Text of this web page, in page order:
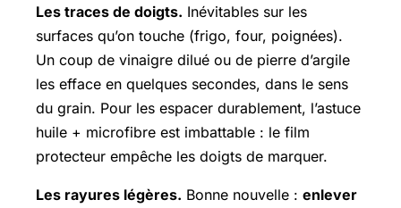
Les traces de doigts. Inévitables sur les
surfaces qu’on touche (frigo, four, poignées).
Un coup de vinaigre dilué ou de pierre d’argile
les efface en quelques secondes, dans le sens
du grain. Pour les espacer durablement, l’astuce
huile + microfibre est imbattable : le film
protecteur empêche les doigts de marquer.
Les rayures légères. Bonne nouvelle : enlever